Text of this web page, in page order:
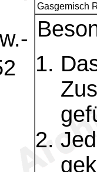
Gasgemisch